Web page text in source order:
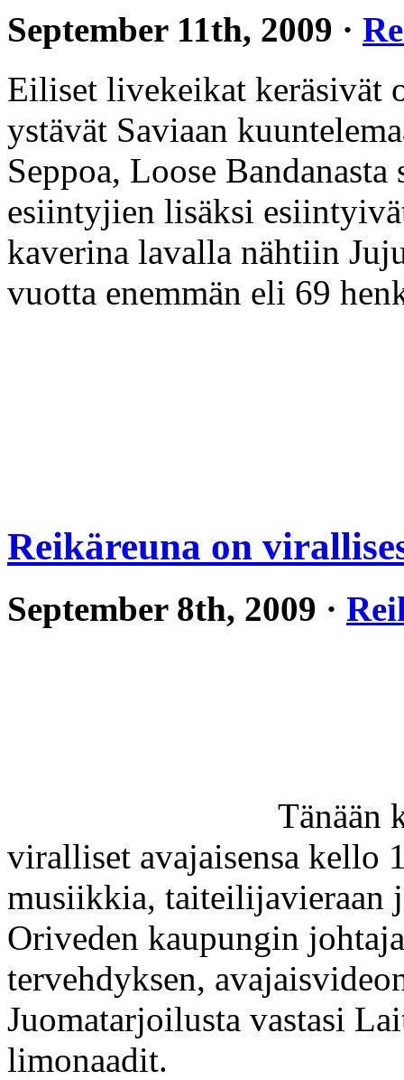
September 11th, 2009 ·
Eiliset livekeikat keräsivät
ystävät Saviaan
Seppoa, Loose
esiintyjien lisäksi
kaverina lavalla nähtiin
vuotta enemmän eli 69
Reikäreuna on
September 8th, 2009 ·
Tänään
viralliset avajaisensa kello
musiikkia, taiteilijavieraan
Oriveden kaupungin
tervehdyksen,
Juomatarjoilusta vastasi
limonaadit.